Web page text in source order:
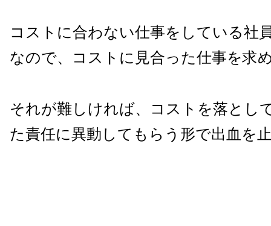
コストに合わない仕事をしている社
なので、コストに見合った仕事を求
それが難しければ、コストを落とし
た責任に異動してもらう形で出血を